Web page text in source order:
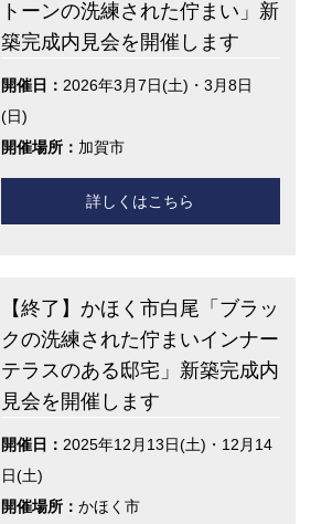
トーンの洗練された佇まい」新
築完成内見会を開催します
開催日： 2026年3月7日(土)・3月8日
(日)
開催場所： 加賀市
詳しくはこちら
【終了】かほく市白尾「ブラッ
クの洗練された佇まいインナー
テラスのある邸宅」新築完成内
見会を開催します
開催日： 2025年12月13日(土)・12月14
日(土)
開催場所： かほく市